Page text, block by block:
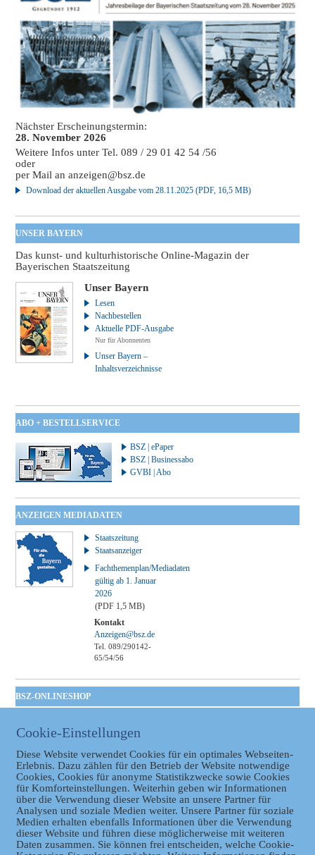
Nächster Erscheinungstermin:
28. November 2026
Weitere Infos unter Tel. 089 / 29 01 42 54 /56
oder
per Mail ananzeigen@bsz.de
Download der aktuellen Ausgabe vom 28.11.2025 (PDF, 16,5 MB)
UNSER BAYERN
Das kunst- und kulturhistorische Online-Magazin der
Bayerischen Staatszeitung
Unser Bayern
Lesen
Nachbestellen
Aktuelle PDF-Ausgabe
Nur für Abonnenten
Unser Bayern –
Inhaltsverzeichnisse
ABO + BESTELLSERVICE
BSZ | ePaper
BSZ | Businessabo
GVBI | Abo
ANZEIGEN MEDIADATEN
Staatszeitung
Staatsanzeiger
Fachthemenplan/Mediadaten
gültig ab 1. Januar
2026
(PDF 1,5 MB)
Kontakt
Anzeigen@bsz.de
Tel. 089/290142-
65/54/56
BSZ-ONLINESHOP
Taschenbuch
Datenschutz
Cookie-Einstellungen
Diese Website verwendet Cookies für ein optimales Webseiten-
Erlebnis. Dazu zählen für den Betrieb der Website notwendige
Cookies, Cookies für anonyme Statistikzwecke sowie Cookies
für Komforteinstellungen. Weiterhin geben wir Informationen
über die Verwendung dieser Website an unsere Partner für
Analysen und soziale Medien weiter. Unsere Partner für soziale
Medien erhalten ebenfalls Informationen über die Verwendung
dieser Website und führen diese möglicherweise mit weiteren
Daten zusammen. Sie können frei entscheiden, welche Cookie-